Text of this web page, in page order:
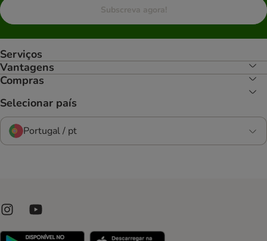
Subscreva agora!
Serviços
Vantagens
Compras
Selecionar país
Portugal / pt